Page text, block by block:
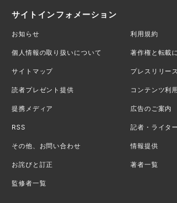
サイトインフォメーション
お知らせ 利用規約
個人情報の取り扱いについて 著作権と転載
サイトマップ プレスリリー
読者プレゼント提供 コンテンツ利
提携メディア 広告のご案内
RSS 記者・ライタ
その他、お問い合わせ 情報提供
お詫びと訂正 著者一覧
監修者一覧